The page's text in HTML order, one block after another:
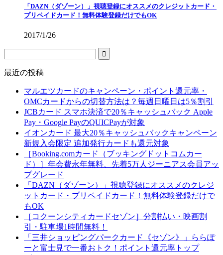
「DAZN（ダゾーン）」視聴登録にオススメのクレジットカード・
プリペイドカード！無料体験登録だけでもOK
2017/1/26
最近の投稿
マルエツカードのキャンペーン・ポイント還元率・
OMCカードからの切替方法は？毎週日曜日は5％割引
JCBカード スマホ決済で20％キャッシュバック Apple
Pay・Google PayのQUICPayが対象
イオンカード 最大20％キャッシュバックキャンペーン
新規入会限定 追加発行カードも還元対象
［Booking.comカード（ブッキングドットコムカー
ド）］年会費永年無料、先着5万人ジーニアス会員アッ
プグレード
「DAZN（ダゾーン）」視聴登録にオススメのクレジ
ットカード・プリペイドカード！無料体験登録だけで
もOK
［コクーンシティカードセゾン］分割払い・映画割
引・駐車場1時間無料！
「三井ショッピングパークカード《セゾン》」ららぽ
ーと富士見で一番おトク！ポイント還元率トップ